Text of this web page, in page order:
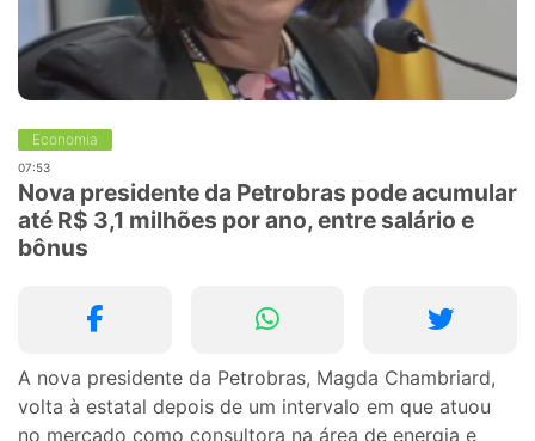
Economia
07:53
Nova presidente da Petrobras pode acumular
até R$ 3,1 milhões por ano, entre salário e
bônus
A nova presidente da Petrobras, Magda Chambriard,
volta à estatal depois de um intervalo em que atuou
no mercado como consultora na área de energia e